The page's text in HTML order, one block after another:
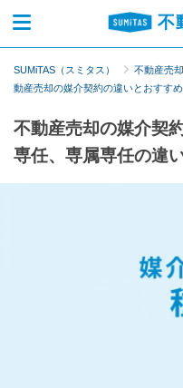
不
SUMiTAS（スミタス） 不動産売
動産売却の媒介契約の違いとおすす
不動産売却の媒介契
専任、専属専任の違